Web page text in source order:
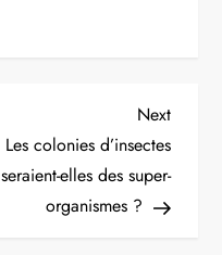
Next
Post
Next
Les colonies d’insectes
seraient-elles des super-
organismes ?